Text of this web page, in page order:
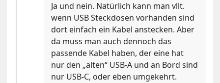
Ja und nein. Natürlich kann man vllt.
wenn USB Steckdosen vorhanden sind
dort einfach ein Kabel anstecken. Aber
da muss man auch dennoch das
passende Kabel haben, der eine hat
nur den „alten“ USB-A und an Bord sind
nur USB-C, oder eben umgekehrt.